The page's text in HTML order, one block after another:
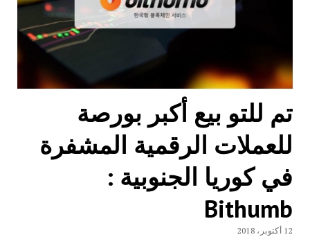
تم للتو بيع أكبر بورصة
للعملات الرقمية المشفرة
في كوريا الجنوبية :
Bithumb
12 أكتوبر، 2018